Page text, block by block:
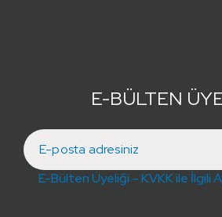
E-BÜLTEN
E-Bülten Üyeliği – KVKK ile İlgili